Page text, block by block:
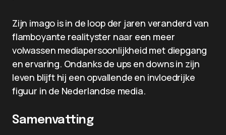
Zijn imago is in de loop der jaren veranderd van
flamboyante realityster naar een meer
volwassen mediapersoonlijkheid met diepgang
en ervaring. Ondanks de ups en downs in zijn
leven blijft hij een opvallende en invloedrijke
figuur in de Nederlandse media.
Samenvatting